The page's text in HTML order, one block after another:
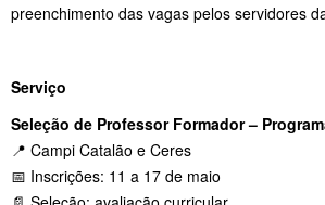
preenchimento das vagas pelos servidores
Serviço
Seleção de Professor Formador –
📍 Campi Catalão e Ceres
📅 Inscrições: 11 a 17 de maio